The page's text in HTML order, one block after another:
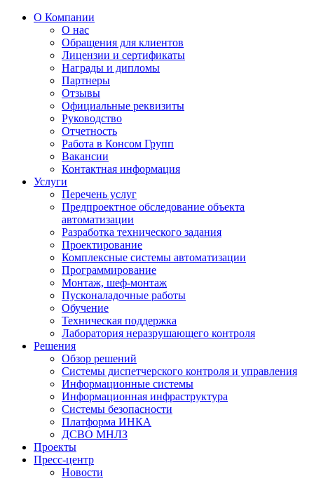
О Компании
О нас
Обращения для клиентов
Лицензии и сертификаты
Награды и дипломы
Партнеры
Отзывы
Официальные реквизиты
Руководство
Отчетность
Работа в Консом Групп
Вакансии
Контактная информация
Услуги
Перечень услуг
Предпроектное обследование объекта
автоматизации
Разработка технического задания
Проектирование
Комплексные системы автоматизации
Программирование
Монтаж, шеф-монтаж
Пусконаладочные работы
Обучение
Техническая поддержка
Лаборатория неразрушающего контроля
Решения
Обзор решений
Системы диспетчерского контроля и управления
Информационные системы
Информационная инфраструктура
Системы безопасности
Платформа ИНКА
ДСВО МНЛЗ
Проекты
Пресс-центр
Новости